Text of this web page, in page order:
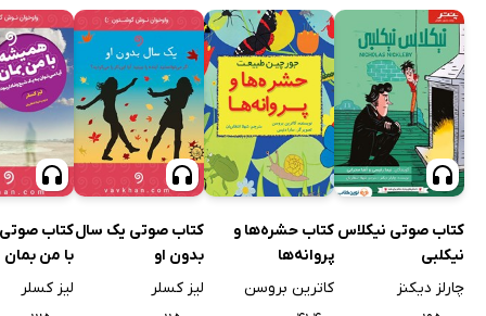
کتاب صوتی نیکلاس
نیکلبی
چارلز دیکنز
کتاب حشره‌ها و
پروانه‌ها
کاترین بروسن
کتاب صوتی یک سال
بدون او
لیز کسلر
کتاب
با من بمان
لیز کسلر